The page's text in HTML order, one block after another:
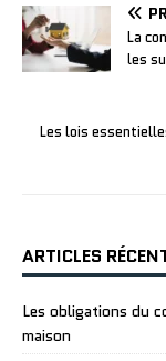
La
les
Les lois
ARTICLES
Les obligations du
maison